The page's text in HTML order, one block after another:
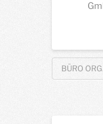
BÜRO